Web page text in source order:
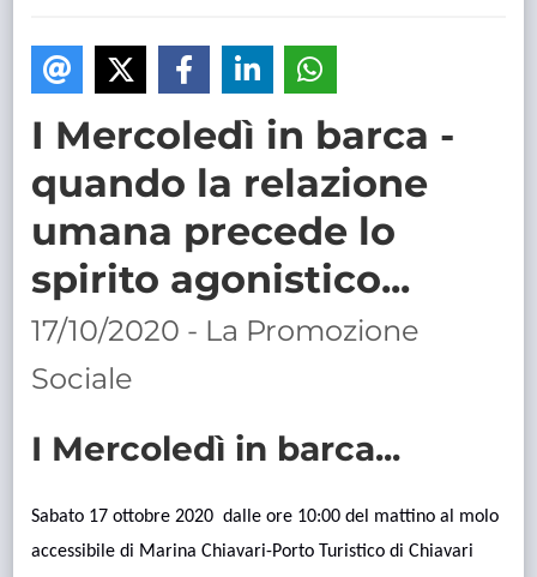
I Mercoledì in barca -
quando la relazione
umana precede lo
spirito agonistico...
17/10/2020 - La Promozione
Sociale
I Mercoledì in barca...
Sabato 17 ottobre 2020 dalle ore 10:00 del mattino al molo
accessibile di Marina Chiavari-Porto Turistico di Chiavari